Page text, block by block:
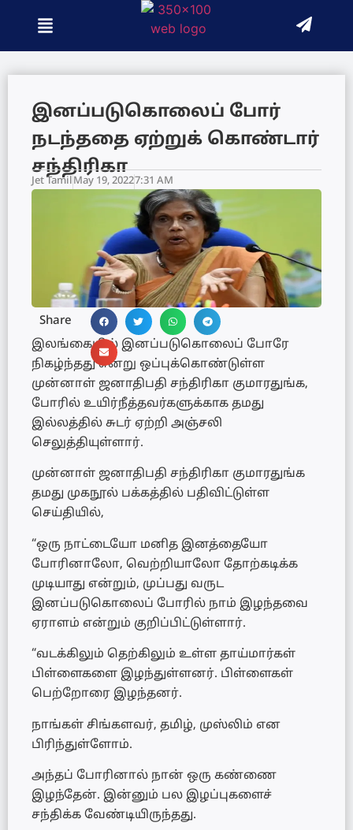
இனப்படுகொலைப் போர்
நடந்ததை ஏற்றுக் கொண்டார்
சந்திரிகா
Jet TamilMay 19, 20227:31 AM
Share
இலங்கையில் இனப்படுகொலைப் போரே
நிகழ்ந்தது என்று ஒப்புக்கொண்டுள்ள
முன்னாள் ஜனாதிபதி சந்திரிகா குமாரதுங்க,
போரில் உயிர்நீத்தவர்களுக்காக தமது
இல்லத்தில் சுடர் ஏற்றி அஞ்சலி
செலுத்தியுள்ளார்.
முன்னாள் ஜனாதிபதி சந்திரிகா குமாரதுங்க
தமது முகநூல் பக்கத்தில் பதிவிட்டுள்ள
செய்தியில்,
“ஒரு நாட்டையோ மனித இனத்தையோ
போரினாலோ, வெற்றியாலோ தோற்கடிக்க
முடியாது என்றும், முப்பது வருட
இனப்படுகொலைப் போரில் நாம் இழந்தவை
ஏராளம் என்றும் குறிப்பிட்டுள்ளார்.
“வடக்கிலும் தெற்கிலும் உள்ள தாய்மார்கள்
பிள்ளைகளை இழந்துள்ளனர். பிள்ளைகள்
பெற்றோரை இழந்தனர்.
நாங்கள் சிங்களவர், தமிழ், முஸ்லிம் என
பிரிந்துள்ளோம்.
அந்தப் போரினால் நான் ஒரு கண்ணை
இழந்தேன். இன்னும் பல இழப்புகளைச்
சந்திக்க வேண்டியிருந்தது.